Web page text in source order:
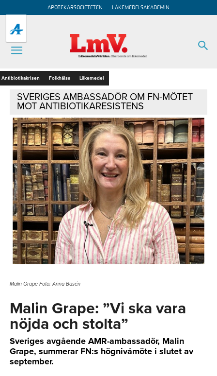
APOTEKARSOCIETETEN LÄKEMEDELSAKADEMIN
Antibiotikakrisen Folkhälsa Läkemedel
SVERIGES AMBASSADÖR OM FN-MÖTET
MOT ANTIBIOTIKARESISTENS
Malin Grape Foto: Anna Bäsén
Malin Grape: ”Vi ska vara
nöjda och stolta”
Sveriges avgående AMR-ambassadör, Malin
Grape, summerar FN:s högnivåmöte i slutet av
september.